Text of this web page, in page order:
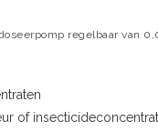
regelbaar van
of